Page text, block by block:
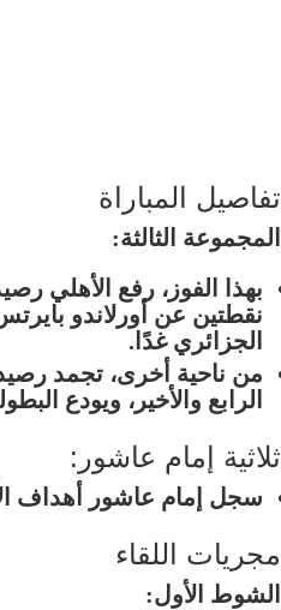
تفاصيل المباراة
المجموعة الثالثة:
نقطتين عن أورلاندو
الجزائري غدًا.
من ناحية أخرى، تجمد
الرابع والأخير، ويودع
ثلاثية إمام عاشور:
سجل إمام عاشور أهداف الأهلي
مجريات اللقاء
الشوط الأول: